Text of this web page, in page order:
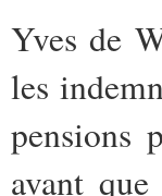
Yves de
les
pensions
avant